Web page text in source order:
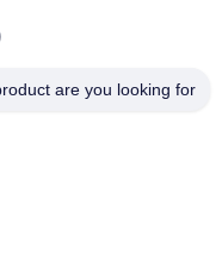
are you looking for?